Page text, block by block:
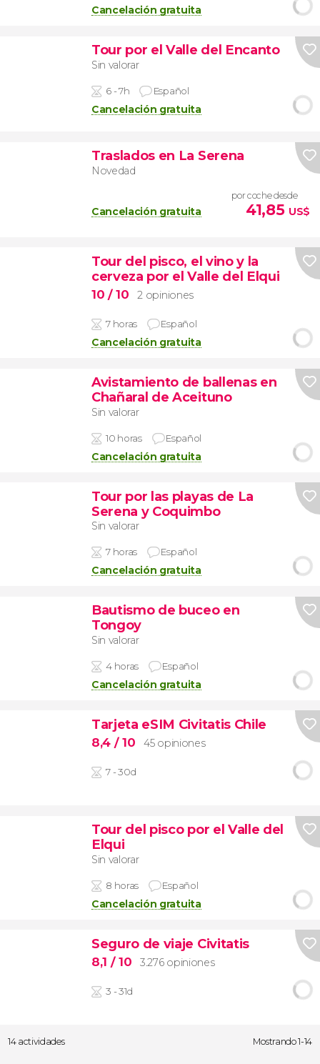
Cancelación gratuita
Tour por el Valle del Encanto
Sin valorar
6 - 7h Español
Cancelación gratuita
Traslados en La Serena
Novedad
Cancelación gratuita
por coche desde
41,85 US$
Tour del pisco, el vino y la
cerveza por el Valle del Elqui
10 / 10 2 opiniones
7 horas Español
Cancelación gratuita
Avistamiento de ballenas en
Chañaral de Aceituno
Sin valorar
10 horas Español
Cancelación gratuita
Tour por las playas de La
Serena y Coquimbo
Sin valorar
7 horas Español
Cancelación gratuita
Bautismo de buceo en
Tongoy
Sin valorar
4 horas Español
Cancelación gratuita
Tarjeta eSIM Civitatis Chile
8,4 / 10 45 opiniones
7 - 30d
Tour del pisco por el Valle del
Elqui
Sin valorar
8 horas Español
Cancelación gratuita
Seguro de viaje Civitatis
8,1 / 10 3.276 opiniones
3 - 31d
14 actividades Mostrando 1-14